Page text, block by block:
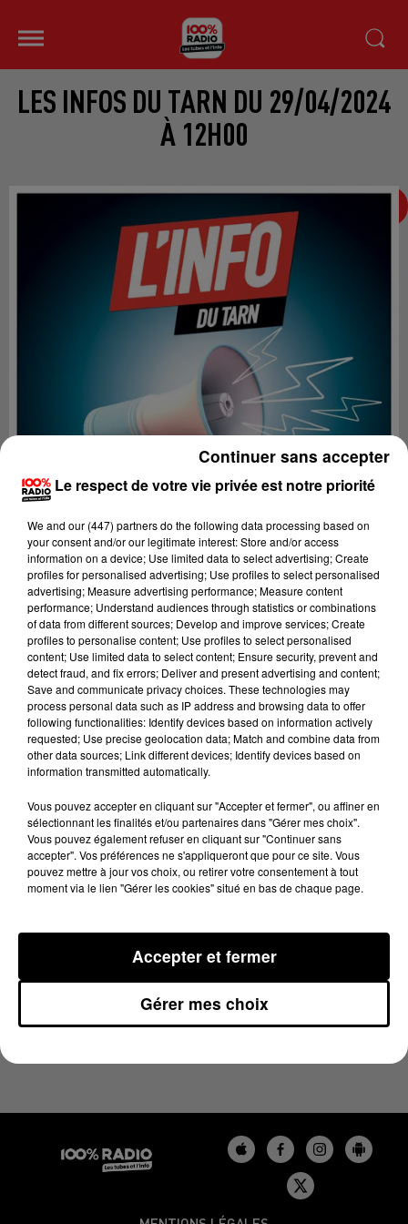
LES INFOS DU TARN DU 29/04/2024
À 12H00
Lecture (2 min 22 sec)
100%
29 avril 2024 - 2 min 22 sec
LES INFOS DU TARN DU 29/04/2024 À 12H00
Le respect de votre vie privée est notre priorité
We and our (447) partnersdo the following data processing based on
your consent and/or our legitimate interest: Store and/or access
information on a device; Use limited data to select advertising; Create
profiles for personalised advertising; Use profiles to select personalised
advertising; Measure advertising performance; Measure content
performance; Understand audiences through statistics or combinations
of data from different sources; Develop and improve services; Create
profiles to personalise content; Use profiles to select personalised
content; Use limited data to select content; Ensure security, prevent and
detect fraud, and fix errors; Deliver and present advertising and content;
Save and communicate privacy choices. These technologies may
process personal data such as IP address and browsing data to offer
following functionalities: Identify devices based on information actively
requested; Use precise geolocation data; Match and combine data from
other data sources; Link different devices; Identify devices based on
information transmitted automatically.
Vous pouvez accepter en cliquant sur "Accepter et fermer", ou affiner en
sélectionnant les finalités et/ou partenaires dans "Gérer mes choix".
Vous pouvez également refuser en cliquant sur "Continuer sans
accepter". Vos préférences ne s'appliqueront que pour ce site. Vous
pouvez mettre à jour vos choix, ou retirer votre consentement à tout
moment via le lien "Gérer les cookies" situé en bas de chaque page.
Gérer mes choix
Accepter et fermer
Continuer sans accepter